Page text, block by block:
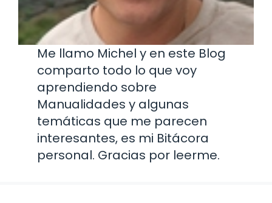
Me llamo Michel y en este Blog
comparto todo lo que voy
aprendiendo sobre
Manualidades y algunas
temáticas que me parecen
interesantes, es mi Bitácora
personal. Gracias por leerme.